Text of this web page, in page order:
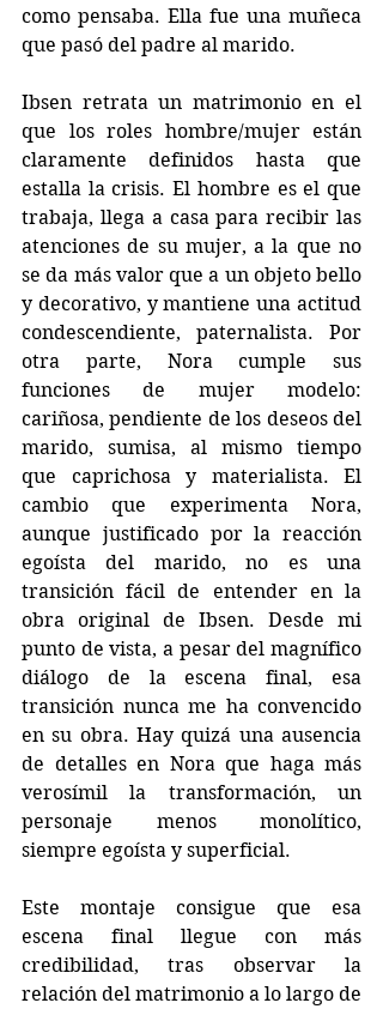
como pensaba. Ella fue una muñeca
que pasó del padre al marido.
Ibsen retrata un matrimonio en el
que los roles hombre/mujer están
claramente definidos hasta que
estalla la crisis. El hombre es el que
trabaja, llega a casa para recibir las
atenciones de su mujer, a la que no
se da más valor que a un objeto bello
y decorativo, y mantiene una actitud
condescendiente, paternalista. Por
otra parte, Nora cumple sus
funciones de mujer modelo:
cariñosa, pendiente de los deseos del
marido, sumisa, al mismo tiempo
que caprichosa y materialista. El
cambio que experimenta Nora,
aunque justificado por la reacción
egoísta del marido, no es una
transición fácil de entender en la
obra original de Ibsen. Desde mi
punto de vista, a pesar del magnífico
diálogo de la escena final, esa
transición nunca me ha convencido
en su obra. Hay quizá una ausencia
de detalles en Nora que haga más
verosímil la transformación, un
personaje menos monolítico,
siempre egoísta y superficial.
Este montaje consigue que esa
escena final llegue con más
credibilidad, tras observar la
relación del matrimonio a lo largo de